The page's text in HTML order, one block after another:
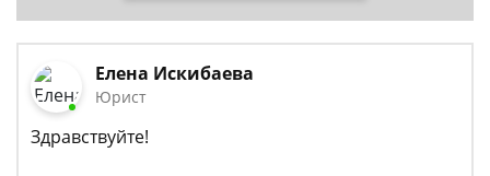
Елена Искибаева
Юрист
Здравствуйте!